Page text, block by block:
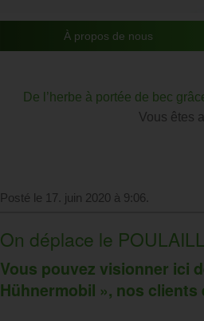
À propos de nous
De l’herbe à portée de bec
Vous êtes
Posté le 17. juin 2020 à 9:06.
On déplace le
Vous pouvez visionner ici
Hühnermobil », nos